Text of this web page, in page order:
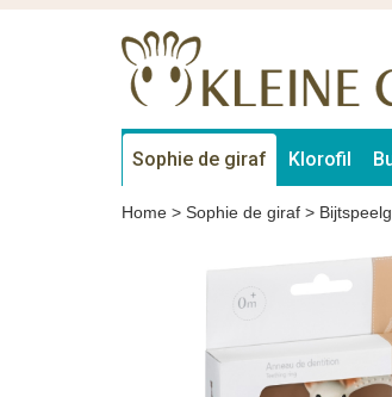
Sophie de giraf Klorofil
Home > Sophie de giraf >